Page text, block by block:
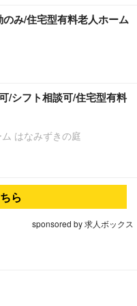
のみ/住宅型有料老人ホーム
/シフト相談可/住宅型有料
はなみずきの庭
ら
sponsored by 求人ボックス